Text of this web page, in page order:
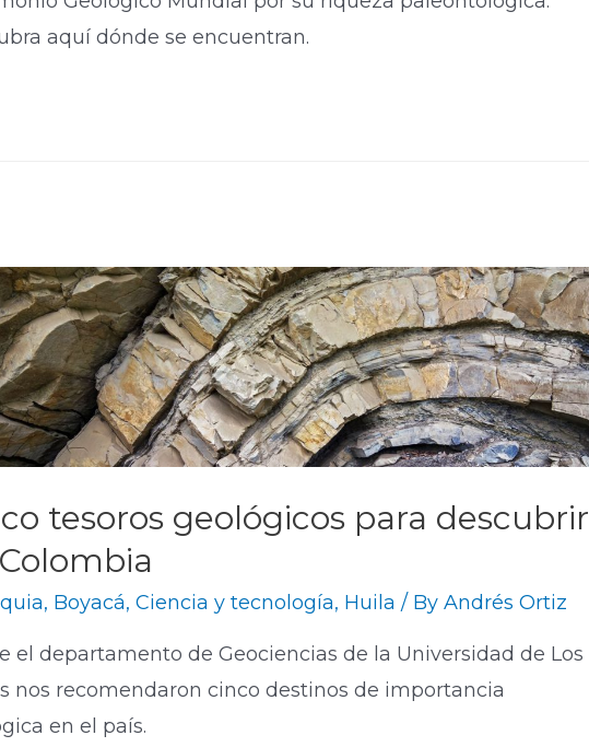
aquí dónde se encuentran.​
tesoros geológicos para descubrir
, Boyacá,Ciencia y tecnología, Huila / ByAndrés Ortiz
el departamento de Geociencias de la Universidad de Los
nos recomendaron cinco destinos de importancia
en el país.